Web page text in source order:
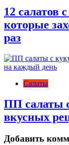
12 салатов
которые
раз
Салаты
ПП салаты
вкусных
Добавить